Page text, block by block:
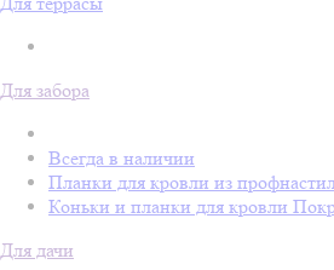
Для забора
Всегда в наличии
Планки для кровли из
Коньки и планки для кровли
Для дачи